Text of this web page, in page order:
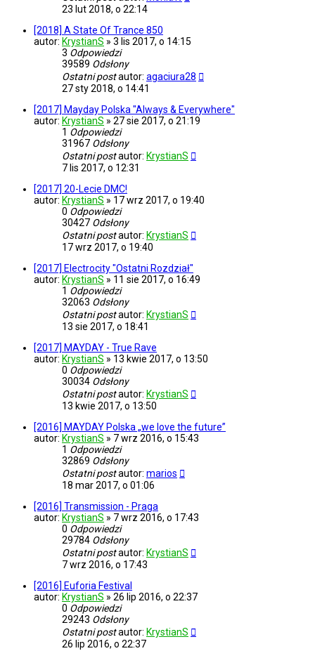
23 lut 2018, o 22:14
[2018] A State Of Trance 850
autor: KrystianS » 3 lis 2017, o 14:15
3 Odpowiedzi
39589 Odsłony
Ostatni postautor: agaciura28
27 sty 2018, o 14:41
[2017] Mayday Polska "Always & Everywhere"
autor: KrystianS » 27 sie 2017, o 21:19
1 Odpowiedzi
31967 Odsłony
Ostatni postautor: KrystianS
7 lis 2017, o 12:31
[2017] 20-Lecie DMC!
autor: KrystianS » 17 wrz 2017, o 19:40
0 Odpowiedzi
30427 Odsłony
Ostatni postautor: KrystianS
17 wrz 2017, o 19:40
[2017] Electrocity "Ostatni Rozdział"
autor: KrystianS » 11 sie 2017, o 16:49
1 Odpowiedzi
32063 Odsłony
Ostatni postautor: KrystianS
13 sie 2017, o 18:41
[2017] MAYDAY - True Rave
autor: KrystianS » 13 kwie 2017, o 13:50
0 Odpowiedzi
30034 Odsłony
Ostatni postautor: KrystianS
13 kwie 2017, o 13:50
[2016] MAYDAY Polska „we love the future”
autor: KrystianS » 7 wrz 2016, o 15:43
1 Odpowiedzi
32869 Odsłony
Ostatni postautor: marios
18 mar 2017, o 01:06
[2016] Transmission - Praga
autor: KrystianS » 7 wrz 2016, o 17:43
0 Odpowiedzi
29784 Odsłony
Ostatni postautor: KrystianS
7 wrz 2016, o 17:43
[2016] Euforia Festival
autor: KrystianS » 26 lip 2016, o 22:37
0 Odpowiedzi
29243 Odsłony
Ostatni postautor: KrystianS
26 lip 2016, o 22:37